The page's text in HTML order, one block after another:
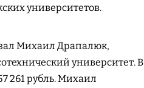
университетов.
Михаил Драпалюк,
университет. В
261 рубль. Михаил